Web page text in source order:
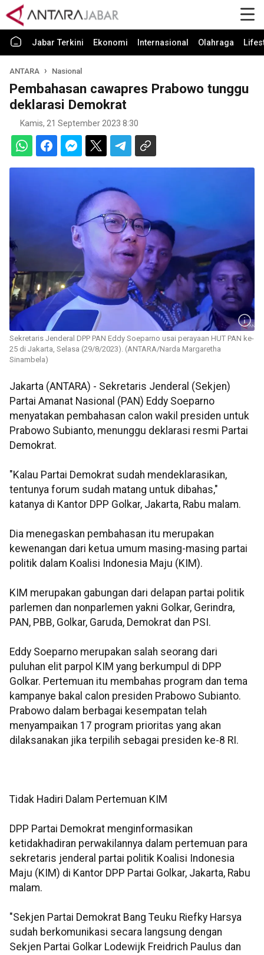
Jabar Terkini Ekonomi Internasional Olahraga
ANTARA Nasional
Pembahasan cawapres Prabowo tunggu
deklarasi Demokrat
Kamis, 21 September 2023 8:30
Sekretaris Jenderal DPP PAN Eddy Soeparno usai perayaan HUT PAN ke-
25 di Jakarta, Selasa (29/8/2023). (ANTARA/Narda Margaretha
Sinambela)
Jakarta (ANTARA) - Sekretaris Jenderal (Sekjen)
Partai Amanat Nasional (PAN) Eddy Soeparno
menyatakan pembahasan calon wakil presiden untuk
Prabowo Subianto, menunggu deklarasi resmi Partai
Demokrat.
"Kalau Partai Demokrat sudah mendeklarasikan,
tentunya forum sudah matang untuk dibahas,"
katanya di Kantor DPP Golkar, Jakarta, Rabu malam.
Dia menegaskan pembahasan itu merupakan
kewenangan dari ketua umum masing-masing partai
politik dalam Koalisi Indonesia Maju (KIM).
KIM merupakan gabungan dari delapan partai politik
parlemen dan nonparlemen yakni Golkar, Gerindra,
PAN, PBB, Golkar, Garuda, Demokrat dan PSI.
Eddy Soeparno merupakan salah seorang dari
puluhan elit parpol KIM yang berkumpul di DPP
Golkar. Pertemuan itu membahas program dan tema
kampanye bakal calon presiden Prabowo Subianto.
Prabowo dalam berbagai kesempatan telah
menyampaikan 17 program prioritas yang akan
dilaksanakan jika terpilih sebagai presiden ke-8 RI.
Tidak Hadiri Dalam Pertemuan KIM
DPP Partai Demokrat menginformasikan
ketidakhadiran perwakilannya dalam pertemuan para
sekretaris jenderal partai politik Koalisi Indonesia
Maju (KIM) di Kantor DPP Partai Golkar, Jakarta, Rabu
malam.
"Sekjen Partai Demokrat Bang Teuku Riefky Harsya
sudah berkomunikasi secara langsung dengan
Sekjen Partai Golkar Lodewijk Freidrich Paulus dan